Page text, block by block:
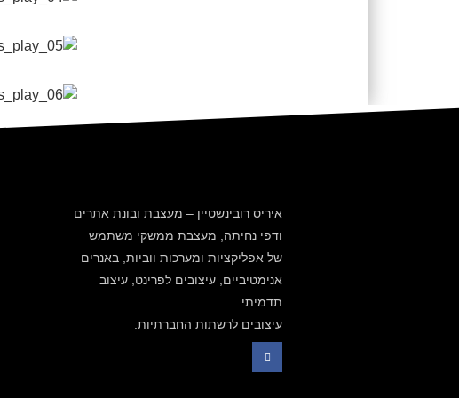
איריס רובינשטיין – מעצבת ובונת אתרים
ודפי נחיתה, מעצבת ממשקי משתמש
של אפליקציות ומערכות ווביות, באנרים
אנימטיביים, עיצובים לפרינט, עיצוב
תדמיתי.
עיצובים לרשתות החברתיות.